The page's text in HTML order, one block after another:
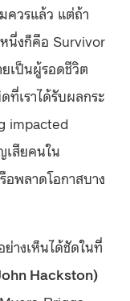
ควรแล้ว แต่ถ้า
นึ่งก็คือ Survivor
เป็นผู้รอดชีวิต
เราได้รับผลกระ
impacted
เสียคนใน
อพลาดโอกาสบาง
างเห็นได้ชัดในที่
Hackston)